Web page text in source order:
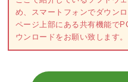
め、スマートフォンでダウン
ページ上部にある共有機能で
ウンロードをお願い致します。